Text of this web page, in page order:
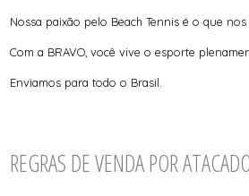
Nossa paixão pelo Beach Tennis é o que nos
Com a BRAVO, você vive o esporte
Enviamos para todo o Brasil.
REGRAS DE VENDA POR